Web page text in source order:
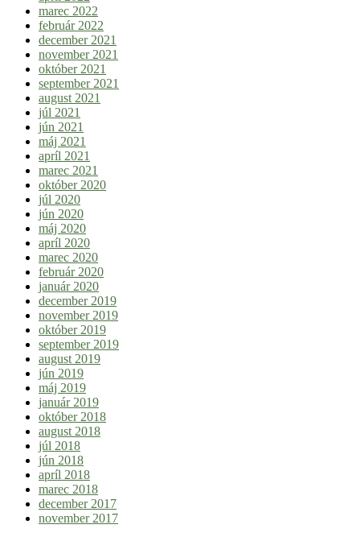
marec 2022
február 2022
december 2021
november 2021
október 2021
september 2021
august 2021
júl 2021
jún 2021
máj 2021
apríl 2021
marec 2021
október 2020
júl 2020
jún 2020
máj 2020
apríl 2020
marec 2020
február 2020
január 2020
december 2019
november 2019
október 2019
september 2019
august 2019
jún 2019
máj 2019
január 2019
október 2018
august 2018
júl 2018
jún 2018
apríl 2018
marec 2018
december 2017
november 2017